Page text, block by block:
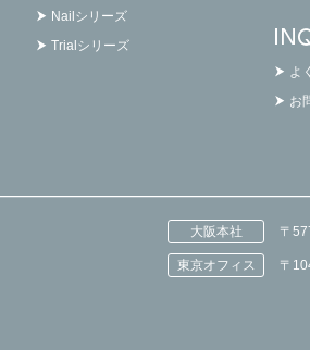
Nailシリーズ
Trialシリーズ
よ
お
大阪本社 〒
東京オフィス 〒